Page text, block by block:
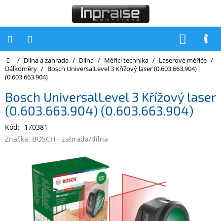
Počítače
Počítače
Notebooky
Tiskárny
Oblíbené
Domů
/ Dílna a zahrada / Dílna / Měřicí technika / Laserové měřiče /
Dálkoměry / Bosch UniversalLevel 3 Křížový laser (0.603.663.904)
(0.603.663.904)
Bosch UniversalLevel 3 Křížový laser
(0.603.663.904) (0.603.663.904)
Kód: 170381
Značka: BOSCH - zahrada/dílna